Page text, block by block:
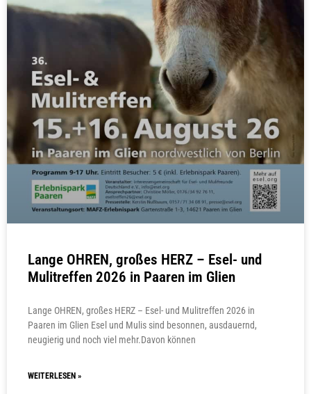
Lange OHREN, großes HERZ – Esel- und
Mulitreffen 2026 in Paaren im Glien
Lange OHREN, großes HERZ – Esel- und Mulitreffen 2026 in
Paaren im Glien Esel und Mulis sind besonnen, ausdauernd,
neugierig und noch viel mehr.Davon können
WEITERLESEN »